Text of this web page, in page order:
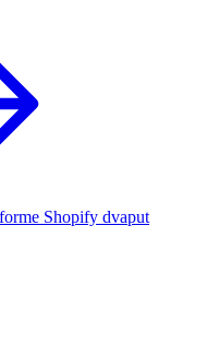
Shopify dvaput